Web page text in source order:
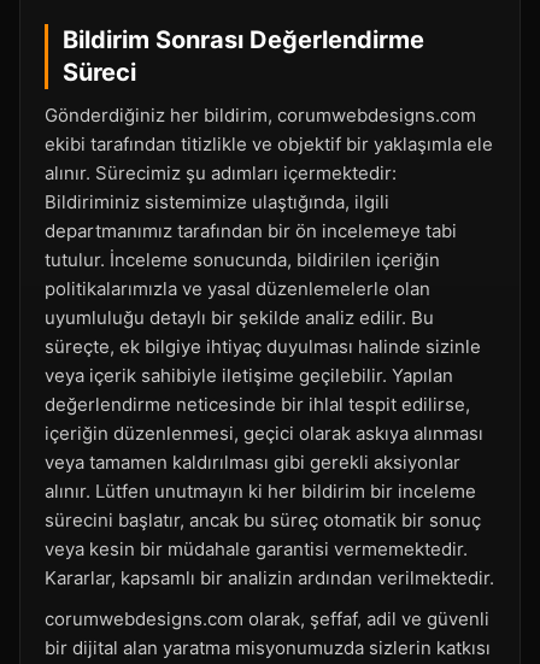
Bildirim Sonrası Değerlendirme
Süreci
Gönderdiğiniz her bildirim, corumwebdesigns.com
ekibi tarafından titizlikle ve objektif bir yaklaşımla ele
alınır. Sürecimiz şu adımları içermektedir:
Bildiriminiz sistemimize ulaştığında, ilgili
departmanımız tarafından bir ön incelemeye tabi
tutulur. İnceleme sonucunda, bildirilen içeriğin
politikalarımızla ve yasal düzenlemelerle olan
uyumluluğu detaylı bir şekilde analiz edilir. Bu
süreçte, ek bilgiye ihtiyaç duyulması halinde sizinle
veya içerik sahibiyle iletişime geçilebilir. Yapılan
değerlendirme neticesinde bir ihlal tespit edilirse,
içeriğin düzenlenmesi, geçici olarak askıya alınması
veya tamamen kaldırılması gibi gerekli aksiyonlar
alınır. Lütfen unutmayın ki her bildirim bir inceleme
sürecini başlatır, ancak bu süreç otomatik bir sonuç
veya kesin bir müdahale garantisi vermemektedir.
Kararlar, kapsamlı bir analizin ardından verilmektedir.
corumwebdesigns.com olarak, şeffaf, adil ve güvenli
bir dijital alan yaratma misyonumuzda sizlerin katkısı